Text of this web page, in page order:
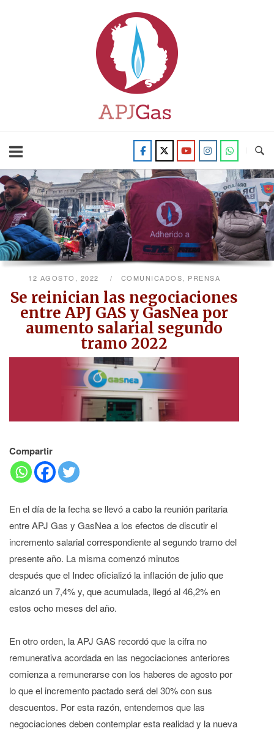
12 AGOSTO, 2022 COMUNICADOS, PRENSA
Se reinician las negociaciones
entre APJ GAS y GasNea por
aumento salarial segundo
tramo 2022
Compartir
En el día de la fecha se llevó a cabo la reunión paritaria
entre APJ Gas y GasNea a los efectos de discutir el
incremento salarial correspondiente al segundo tramo del
presente año. La misma comenzó minutos
después que el Indec oficializó la inflación de julio que
alcanzó un 7,4% y, que acumulada, llegó al 46,2% en
estos ocho meses del año.
En otro orden, la APJ GAS recordó que la cifra no
remunerativa acordada en las negociaciones anteriores
comienza a remunerarse con los haberes de agosto por
lo que el incremento pactado será del 30% con sus
descuentos. Por esta razón, entendemos que las
negociaciones deben contemplar esta realidad y la nueva